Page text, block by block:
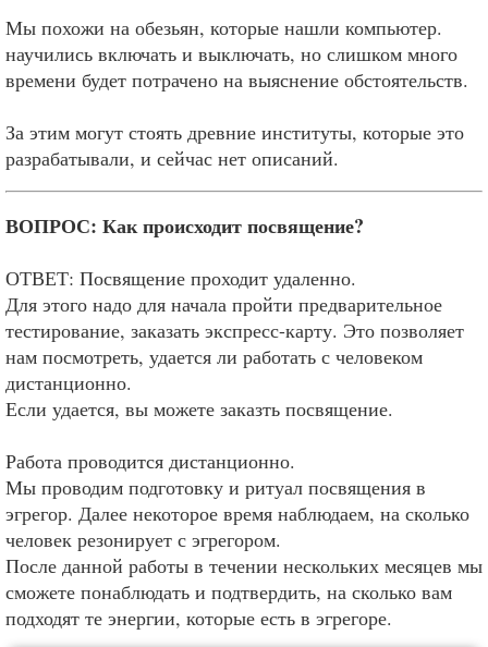
Мы похожи на обезьян, которые нашли компьютер.
научились включать и выключать, но слишком много
времени будет потрачено на выяснение обстоятельств.
За этим могут стоять древние институты, которые это
разрабатывали, и сейчас нет описаний.
ВОПРОС: Как происходит посвящение?
ОТВЕТ: Посвящение проходит удаленно.
Для этого надо для начала пройти предварительное
тестирование, заказать экспресс-карту. Это позволяет
нам посмотреть, удается ли работать с человеком
дистанционно.
Если удается, вы можете заказть посвящение.
Работа проводится дистанционно.
Мы проводим подготовку и ритуал посвящения в
эгрегор. Далее некоторое время наблюдаем, на сколько
человек резонирует с эгрегором.
После данной работы в течении нескольких месяцев мы
сможете понаблюдать и подтвердить, на сколько вам
подходят те энергии, которые есть в эгрегоре.